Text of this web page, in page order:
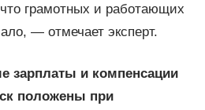
грамотных и работающих
— отмечает эксперт.
зарплаты и компенсации
положены при